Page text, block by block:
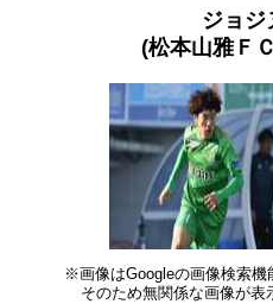
ジョジ
(松本山雅Ｆ
※画像はGoogleの画像検索機
そのため無関係な画像が表